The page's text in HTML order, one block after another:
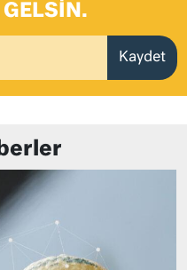
Kaydet